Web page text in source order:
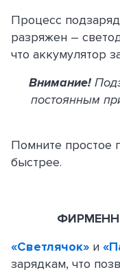
Процесс
разряжен –
что аккумулятор
Внимание!
постоянным
Помните простое
быстрее.
«Светлячок» и
зарядкам, что